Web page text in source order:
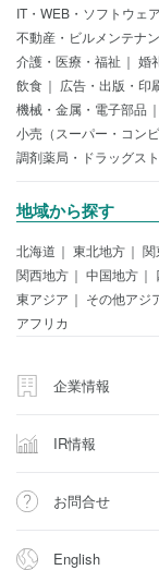
IT・WEB・ソフトウェア
不動産・ビルメンテナ
介護・医療・福祉
婚
飲食
広告・出版・印
機械・金属・電子部品
小売（スーパー・コンビ
調剤薬局・ドラッグス
地域から探す
北海道 東北地方 関
関西地方
中国地方
東アジア
その他アジ
アフリカ
企業情報
IR情報
お問合せ
English